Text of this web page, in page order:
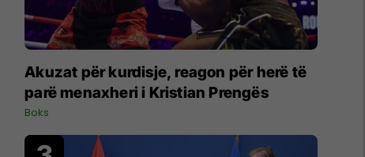
Akuzat për kurdisje, reagon për herë të
parë menaxheri i Kristian Prengës
Boks